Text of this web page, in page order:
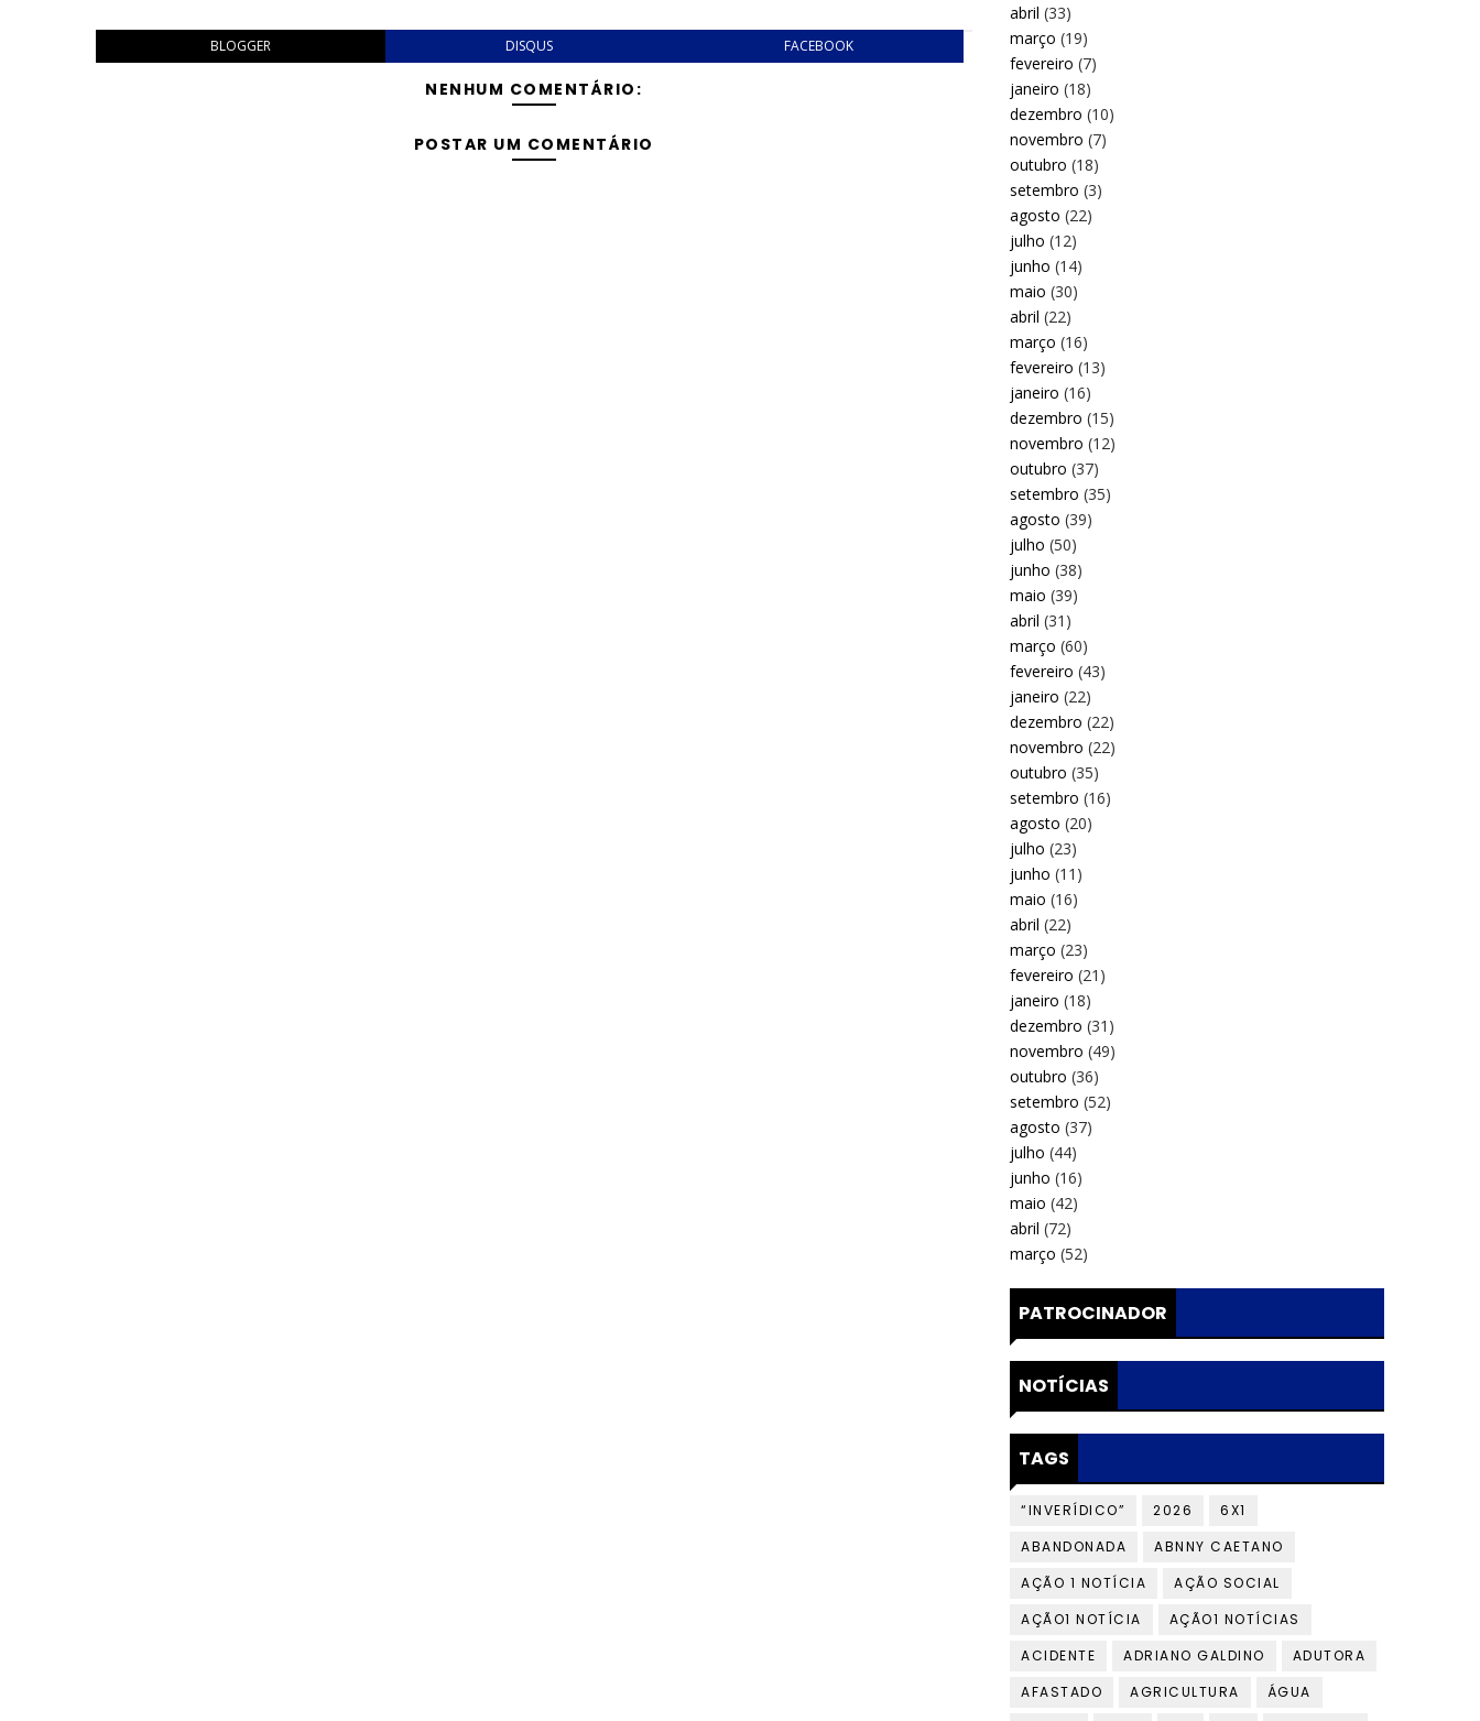
BLOGGER DISQUS FACEBOOK
NENHUM COMENTÁRIO:
POSTAR UM COMENTÁRIO
abril (33)
março (19)
fevereiro (7)
janeiro (18)
dezembro (10)
novembro (7)
outubro (18)
setembro (3)
agosto (22)
julho (12)
junho (14)
maio (30)
abril (22)
março (16)
fevereiro (13)
janeiro (16)
dezembro (15)
novembro (12)
outubro (37)
setembro (35)
agosto (39)
julho (50)
junho (38)
maio (39)
abril (31)
março (60)
fevereiro (43)
janeiro (22)
dezembro (22)
novembro (22)
outubro (35)
setembro (16)
agosto (20)
julho (23)
junho (11)
maio (16)
abril (22)
março (23)
fevereiro (21)
janeiro (18)
dezembro (31)
novembro (49)
outubro (36)
setembro (52)
agosto (37)
julho (44)
junho (16)
maio (42)
abril (72)
março (52)
PATROCINADOR
NOTÍCIAS
TAGS
“INVERÍDICO” 2026
6X1
ABANDONADA
ABNNY CAETANO
AÇÃO 1 NOTÍCIA
AÇÃO SOCIAL
AÇÃO1 NOTÍCIA
AÇÃO1 NOTÍCIAS
ACIDENTE
ADRIANO GALDINO
ADUTORA
AFASTADO
AGRICULTURA
ÁGUA